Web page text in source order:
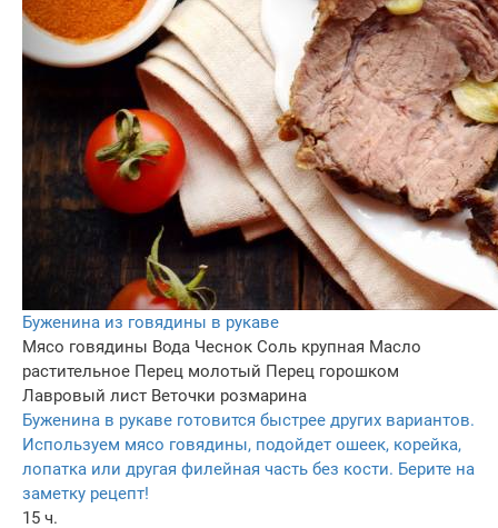
Буженина из говядины в рукаве
Мясо говядины Вода Чеснок Соль крупная Масло
растительное Перец молотый Перец горошком
Лавровый лист Веточки розмарина
Буженина в рукаве готовится быстрее других вариантов.
Используем мясо говядины, подойдет ошеек, корейка,
лопатка или другая филейная часть без кости. Берите на
заметку рецепт!
15 ч.